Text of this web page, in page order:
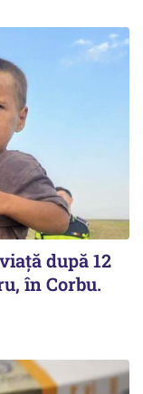
după 12
în Corbu.